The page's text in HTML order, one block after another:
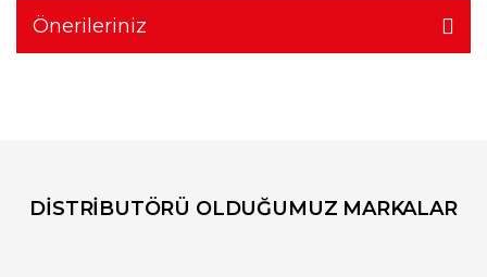
Önerileriniz
DİSTRİBUTÖRÜ OLDUĞUMUZ MARKALAR